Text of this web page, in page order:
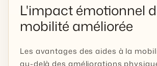
L'impact émotionnel
mobilité améliorée
Les avantages des aides à la